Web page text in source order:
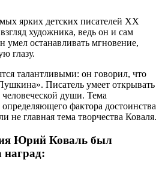
ярких детских писателей XX
художника, ведь он и сам
умел останавливать мгновение,
глазу.
талантливыми: он говорил, что
Писатель умеет открывать
души. Тема
фактора достоинства
не главная тема творчества Коваля.
Юрий Коваль был
наград: